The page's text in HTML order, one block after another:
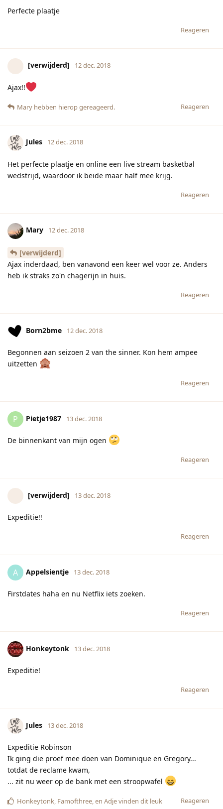
Perfecte plaatje
Reageren
[verwijderd] 12 dec. 2018
Ajax!!
Reageren
Mary hebben hierop gereageerd.
Jules 12 dec. 2018
Het perfecte plaatje en online een live stream basketbal
wedstrijd, waardoor ik beide maar half mee krijg.
Reageren
Mary 12 dec. 2018
[verwijderd]
Ajax inderdaad, ben vanavond een keer wel voor ze. Anders
heb ik straks zo'n chagerijn in huis.
Reageren
Born2bme 12 dec. 2018
Begonnen aan seizoen 2 van the sinner. Kon hem ampee
uitzetten
Reageren
P Pietje1987 13 dec. 2018
De binnenkant van mijn ogen
Reageren
[verwijderd] 13 dec. 2018
Expeditie!!
Reageren
A Appelsientje 13 dec. 2018
Firstdates haha en nu Netflix iets zoeken.
Reageren
Honkeytonk 13 dec. 2018
Expeditie!
Reageren
Jules 13 dec. 2018
Expeditie Robinson
Ik ging die proef mee doen van Dominique en Gregory...
totdat de reclame kwam,
... zit nu weer op de bank met een stroopwafel
Reageren
Honkeytonk, Famofthree, en Adjevinden dit leuk